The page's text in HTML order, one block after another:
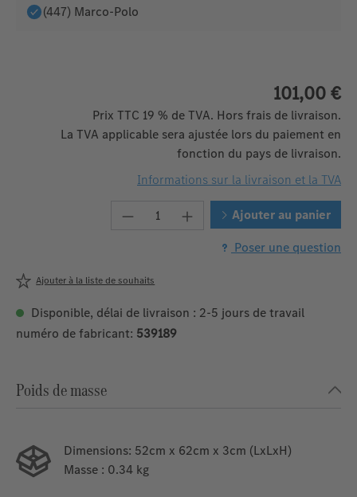
(447) Marco-Polo
101,00 €
Prix TTC 19 % de TVA. Hors frais de livraison.
La TVA applicable sera ajustée lors du paiement en
fonction du pays de livraison.
Informations sur la livraison et la TVA
Quantité de produit : Entrez la
Ajouter au panier
Poser une question
Ajouter à la liste de souhaits
Disponible, délai de livraison : 2-5 jours de travail
numéro de fabricant: 539189
Poids de masse
Dimensions: 52cm x 62cm x 3cm (LxLxH)
Masse : 0.34 kg